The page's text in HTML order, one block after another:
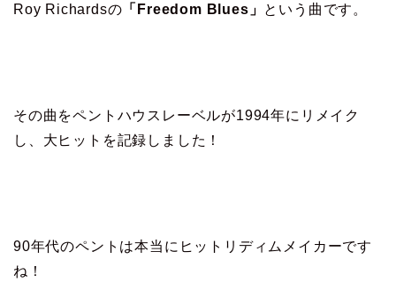
Roy Richardsの 「Freedom Blues」 という曲です。
その曲をペントハウスレーベルが1994年にリメイク
し、大ヒットを記録しました！
90年代のペントは本当にヒットリディムメイカーです
ね！